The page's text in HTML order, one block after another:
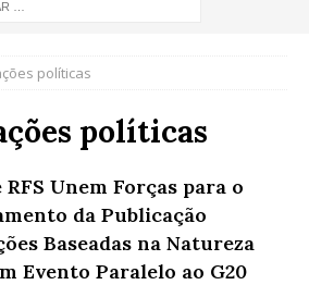
políticas
políticas
RFS Unem Forças para o
da Publicação
Baseadas na Natureza
Evento Paralelo ao G20